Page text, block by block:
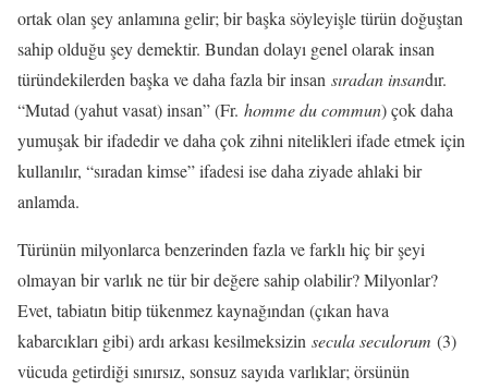
ortak olan şey anlamına gelir; bir başka söyleyişle türün doğuştan
sahip olduğu şey demektir. Bundan dolayı genel olarak insan
türündekilerden başka ve daha fazla bir insan sıradan insandır.
“Mutad (yahut vasat) insan” (Fr. homme du commun) çok daha
yumuşak bir ifadedir ve daha çok zihni nitelikleri ifade etmek için
kullanılır, “sıradan kimse” ifadesi ise daha ziyade ahlaki bir
anlamda.
Türünün milyonlarca benzerinden fazla ve farklı hiç bir şeyi
olmayan bir varlık ne tür bir değere sahip olabilir? Milyonlar?
Evet, tabiatın bitip tükenmez kaynağından (çıkan hava
kabarcıkları gibi) ardı arkası kesilmeksizin secula seculorum (3)
vücuda getirdiği sınırsız, sonsuz sayıda varlıklar; örsünün